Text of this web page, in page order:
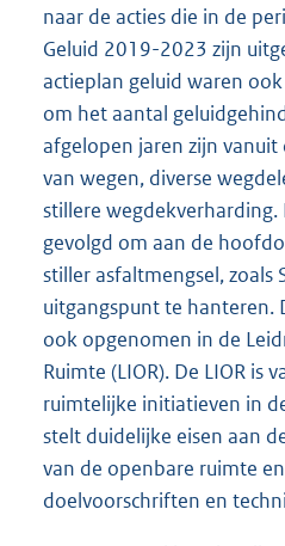
naar de acties die in de
Geluid 2019-2023 zijn
actieplan geluid waren
om het aantal
afgelopen jaren zijn
van wegen, diverse
stillere wegdekverharding.
gevolgd om aan de
stiller asfaltmengsel, zoals
uitgangspunt te hanteren.
ook opgenomen in de
Ruimte (LIOR). De LIOR is
ruimtelijke initiatieven in
stelt duidelijke eisen aan
van de openbare ruimte
doelvoorschriften en